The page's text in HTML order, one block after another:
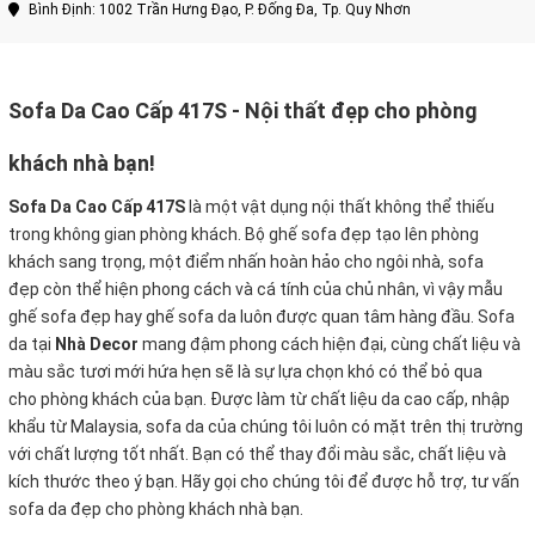
Bình Định: 1002 Trần Hưng Đạo, P. Đống Đa, Tp. Quy Nhơn
Sofa Da Cao Cấp 417S - Nội thất đẹp cho phòng
khách nhà bạn!
Sofa Da Cao Cấp 417S là một vật dụng nội thất không thể thiếu
trong không gian phòng khách. Bộ ghế sofa đẹp tạo lên phòng
khách sang trọng, một điểm nhấn hoàn hảo cho ngôi nhà, sofa
đẹp còn thể hiện phong cách và cá tính của chủ nhân, vì vậy mẫu
ghế sofa đẹp hay ghế sofa da luôn được quan tâm hàng đầu. Sofa
da tại Nhà Decor mang đậm phong cách hiện đại, cùng chất liệu và
màu sắc tươi mới hứa hẹn sẽ là sự lựa chọn khó có thể bỏ qua
cho phòng khách của bạn. Được làm từ chất liệu da cao cấp, nhập
khẩu từ Malaysia, sofa da của chúng tôi luôn có mặt trên thị trường
với chất lượng tốt nhất. Bạn có thể thay đổi màu sắc, chất liệu và
kích thước theo ý bạn. Hãy gọi cho chúng tôi để được hỗ trợ, tư vấn
sofa da đẹp cho phòng khách nhà bạn.